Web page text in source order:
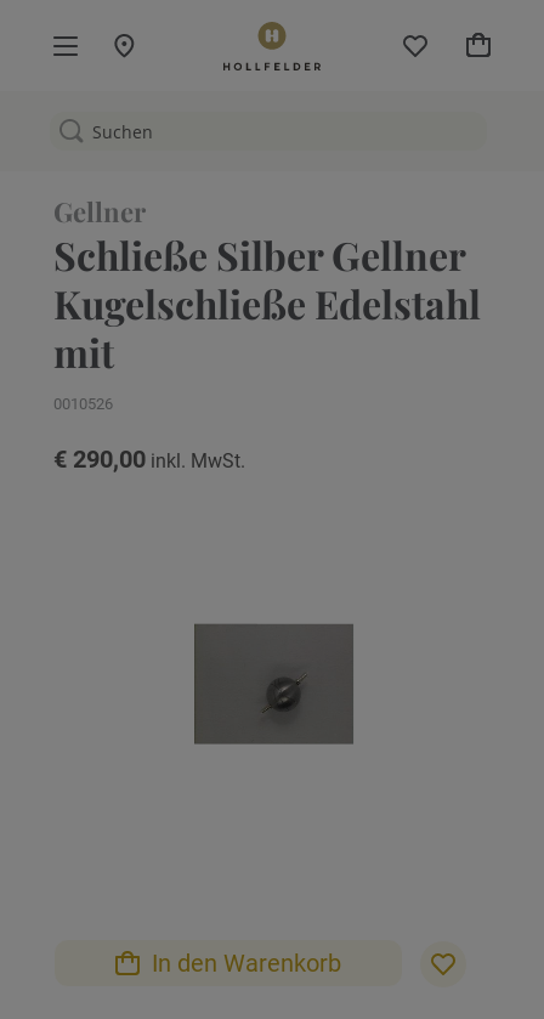
Mein
Gellner
Schließe Silber Gellner
Kugelschließe Edelstahl
mit
0010526
€ 290,00
springen
In den Warenkorb